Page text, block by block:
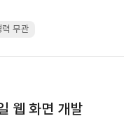
무관
웹 화면 개발